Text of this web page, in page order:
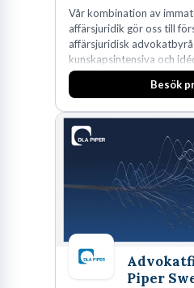
Vår kombination av
affärsjuridik gör oss till
affärsjuridisk
kunskapsintensiva och
expertis inom IP-
marknadsledande
skydda, utveckla och
företagets viktigaste
Besök
Piper